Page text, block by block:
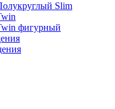
Slim
фигурный